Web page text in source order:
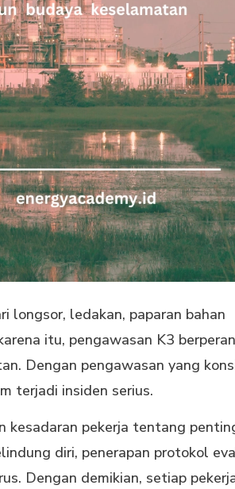
longsor, ledakan, paparan bahan
itu, pengawasan K3 berperan
Dengan pengawasan yang
terjadi insiden serius.
kesadaran pekerja tentang
diri, penerapan protokol
Dengan demikian, setiap